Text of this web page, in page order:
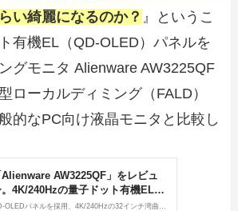
い綺麗になるのか？ 』というこ
有機EL（QD-OLED）パネルを
グモニタ Alienware AW3225QF
ローカルディミング（FALD）
的なPC向け液晶モニタと比較し